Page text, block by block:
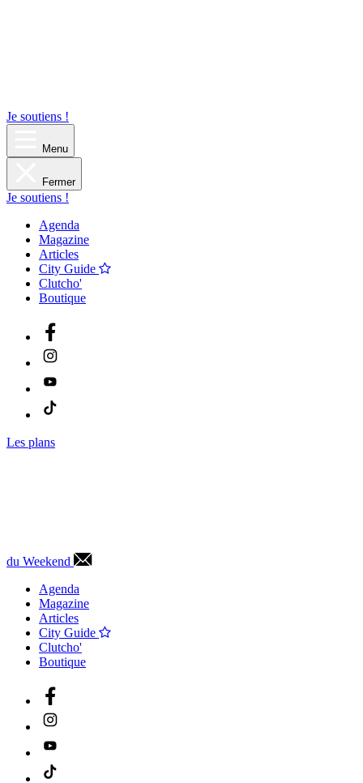
Je soutiens !
Menu
Fermer
Je soutiens !
Agenda
Magazine
Articles
City Guide
Clutcho'
Boutique
Les plans
du Weekend
Agenda
Magazine
Articles
City Guide
Clutcho'
Boutique